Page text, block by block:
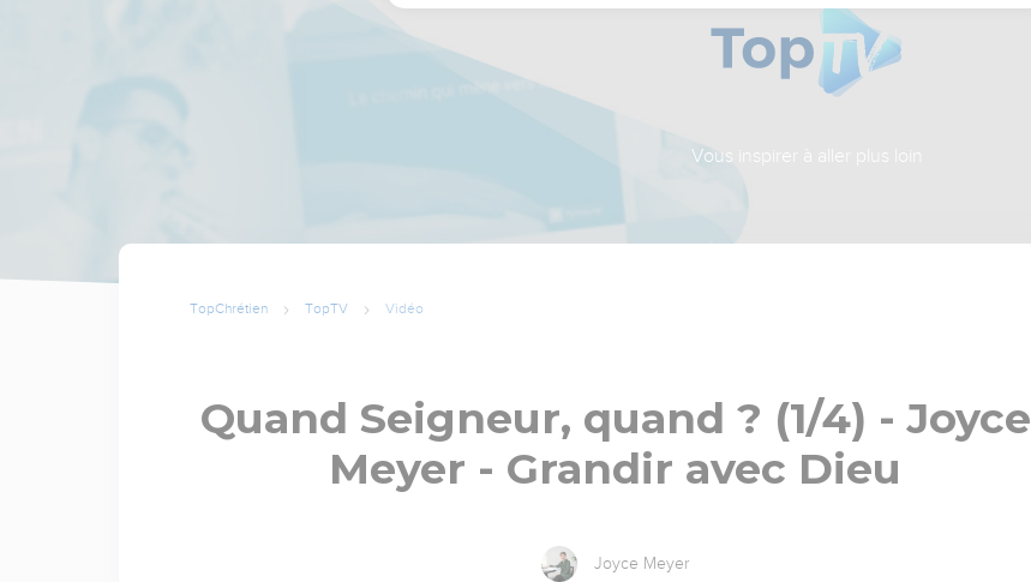
Vous inspirer à aller plus loin
TopChrétien TopTV Vidéo
Quand Seigneur, quand ? (1/4) - Joyce
Meyer - Grandir avec Dieu
Joyce Meyer